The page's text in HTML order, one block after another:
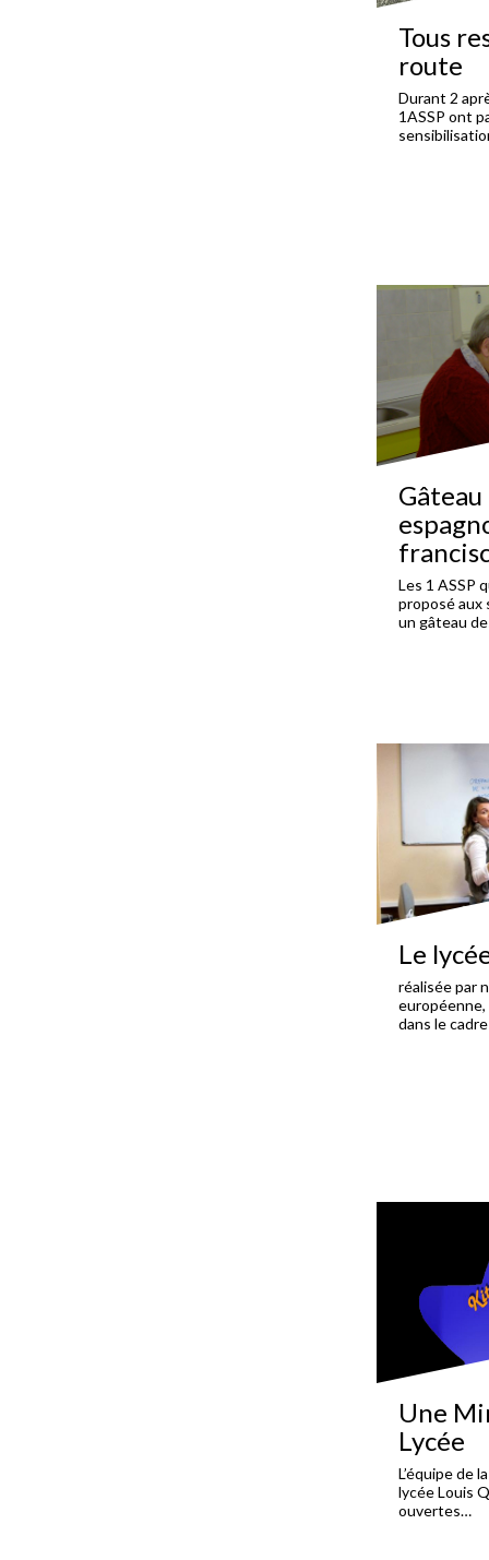
Tous
route
Durant 2
1ASSP ont
Les 1 ASSP
proposé aux
un gâteau
Le
réalisée par
européenne,
dans le
Une
Lycée
L’équipe de
lycée Louis
ouvertes…